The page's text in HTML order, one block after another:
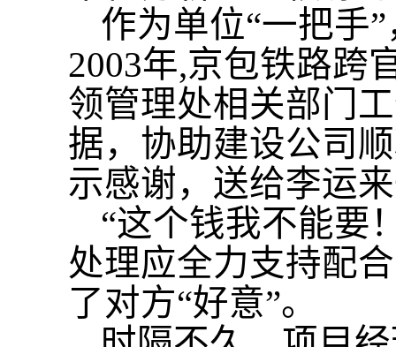
作为单位“一把手
2003年,京包铁路跨
领管理处相关部门
据，协助建设公司
示感谢，送给李运
“这个钱我不能要
处理应全力支持配
了对方“好意”。